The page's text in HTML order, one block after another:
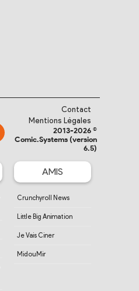
Contact
Mentions Légales
2013-2026 ©
Comic.Systems (version
6.5)
AMIS
Crunchyroll News
Little Big Animation
Je Vais Ciner
MidouMir